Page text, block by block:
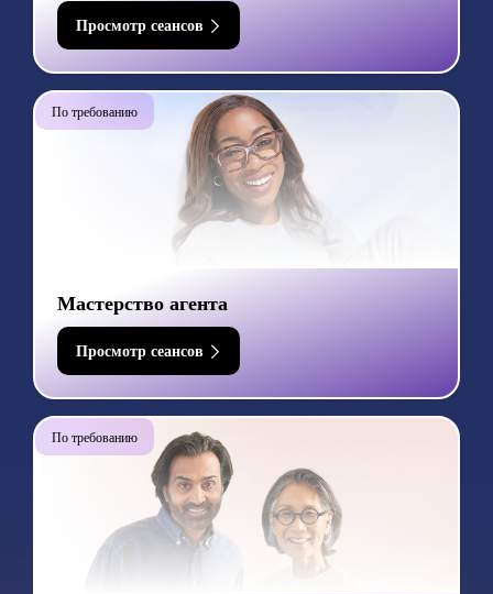
Просмотр сеансов
По требованию
Мастерство агента
Просмотр сеансов
По требованию